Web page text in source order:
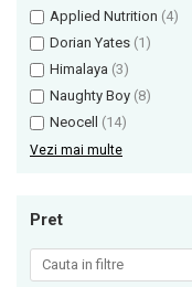
Nutrex
Olimp Sport Nutrition
Optimum Nutrition
Osavi
PerfectShaker
Pro Supps
Pro Tan
Applied Nutrition (4)
Dorian Yates (1)
Himalaya (3)
Naughty Boy (8)
Neocell (14)
Vezi mai multe
Pret